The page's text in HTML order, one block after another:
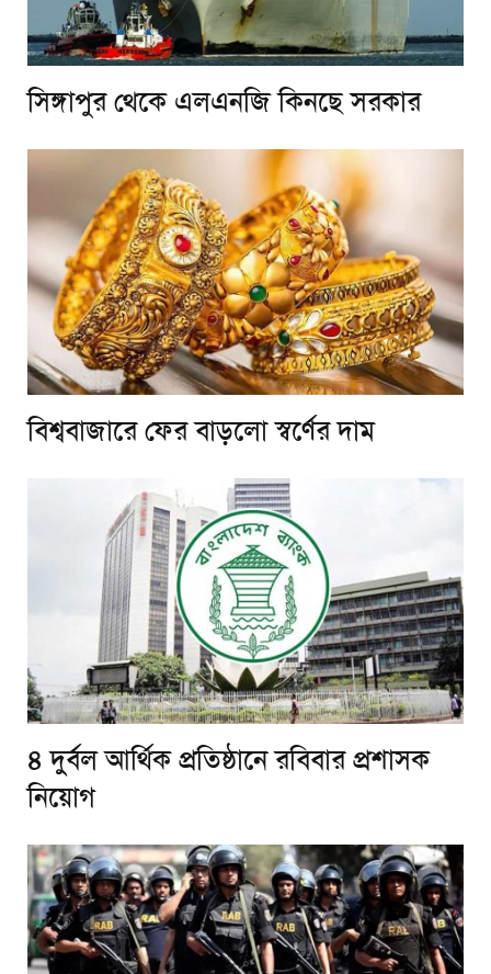
সিঙ্গাপুর থেকে এলএনজি কিনছে সরকার
বিশ্ববাজারে ফের বাড়লো স্বর্ণের দাম
৪ দুর্বল আর্থিক প্রতিষ্ঠানে রবিবার প্রশাসক
নিয়োগ